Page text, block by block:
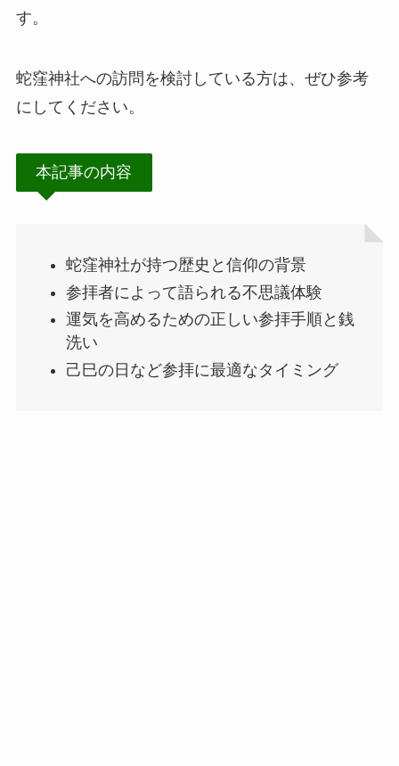
す。
蛇窪神社への訪問を検討している方は、ぜひ参考
にしてください。
本記事の内容
蛇窪神社が持つ歴史と信仰の背景
参拝者によって語られる不思議体験
運気を高めるための正しい参拝手順と銭
洗い
己巳の日など参拝に最適なタイミング